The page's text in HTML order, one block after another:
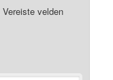
Vereiste velden